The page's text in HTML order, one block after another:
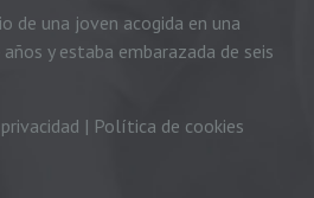
de una joven acogida en una
y estaba embarazada de seis
| Política de cookies